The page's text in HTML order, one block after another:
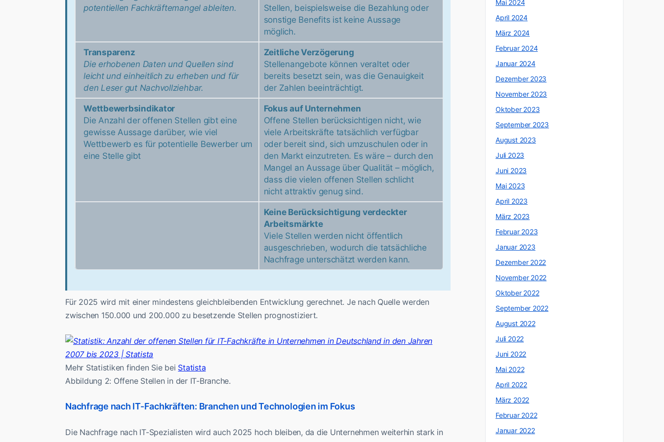
potentiellen Fachkräftemangel ableiten.
Stellen, beispielsweise die Bezahlung oder
sonstige Benefits ist keine Aussage
möglich.
Transparenz
Die erhobenen Daten und Quellen sind
leicht und einheitlich zu erheben und für
den Leser gut Nachvollziehbar.
Zeitliche Verzögerung
Stellenangebote können veraltet oder
bereits besetzt sein, was die Genauigkeit
der Zahlen beeinträchtigt.
Wettbewerbsindikator
Die Anzahl der offenen Stellen gibt eine
gewisse Aussage darüber, wie viel
Wettbewerb es für potentielle Bewerber um
eine Stelle gibt
Fokus auf Unternehmen
Offene Stellen berücksichtigen nicht, wie
viele Arbeitskräfte tatsächlich verfügbar
oder bereit sind, sich umzuschulen oder in
den Markt einzutreten. Es wäre – durch den
Mangel an Aussage über Qualität – möglich,
dass die vielen offenen Stellen schlicht
nicht attraktiv genug sind.
Keine Berücksichtigung verdeckter
Arbeitsmärkte
Viele Stellen werden nicht öffentlich
ausgeschrieben, wodurch die tatsächliche
Nachfrage unterschätzt werden kann.
Für 2025 wird mit einer mindestens gleichbleibenden Entwicklung gerechnet. Je nach Quelle werden
zwischen 150.000 und 200.000 zu besetzende Stellen prognostiziert.
Mehr Statistiken finden Sie bei Statista
Abbildung 2: Offene Stellen in der IT-Branche.
Nachfrage nach IT-Fachkräften: Branchen und Technologien im Fokus
Die Nachfrage nach IT-Spezialisten wird auch 2025 hoch bleiben, da die Unternehmen weiterhin stark in
Mai 2024
April 2024
März 2024
Februar 2024
Januar 2024
Dezember 2023
November 2023
Oktober 2023
September 2023
August 2023
Juli 2023
Juni 2023
Mai 2023
April 2023
März 2023
Februar 2023
Januar 2023
Dezember 2022
November 2022
Oktober 2022
September 2022
August 2022
Juli 2022
Juni 2022
Mai 2022
April 2022
März 2022
Februar 2022
Januar 2022